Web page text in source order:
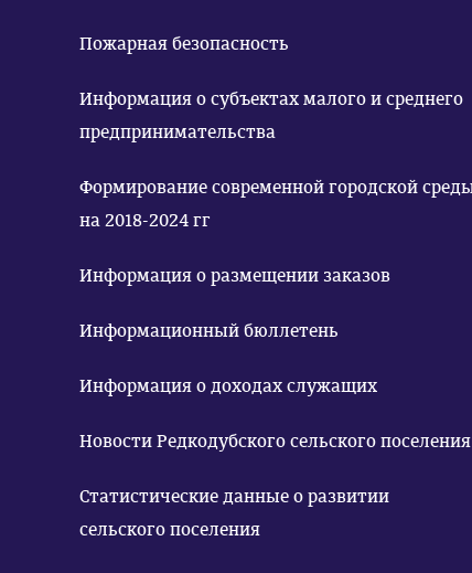
Пожарная безопасность
Информация о субъектах малого и среднего
предпринимательства
Формирование современной городской среды
на 2018-2024 гг
Информация о размещении заказов
Информационный бюллетень
Информация о доходах служащих
Новости Редкодубского сельского поселения
Статистические данные о развитии
сельского поселения